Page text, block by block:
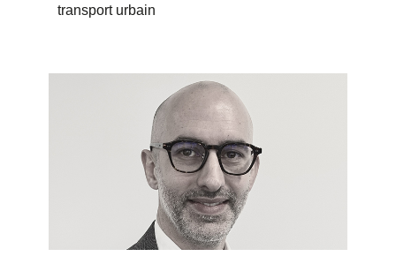
transport urbain